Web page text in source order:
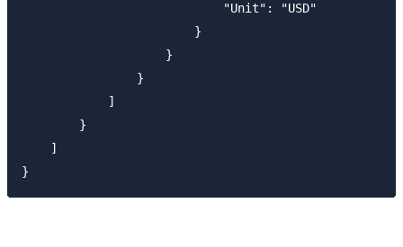
                            "Unit": "USD"
                        }
                    }
                }
            ]
        }
    ]